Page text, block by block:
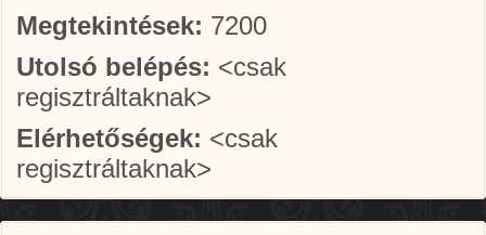
Megtekintések: 7200
Utolsó belépés: <csak
regisztráltaknak>
Elérhetőségek: <csak
regisztráltaknak>